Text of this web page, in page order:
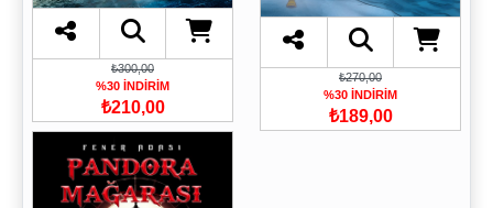
₺300,00
%30 İNDİRİM
₺210,00
₺270,00
%30 İNDİRİM
₺189,00